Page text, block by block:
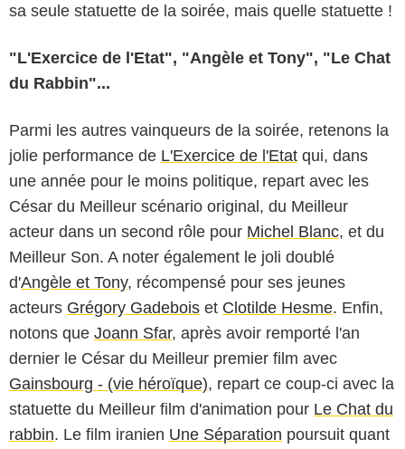
sa seule statuette de la soirée, mais quelle statuette !
"L'Exercice de l'Etat", "Angèle et Tony", "Le Chat
du Rabbin"...
Parmi les autres vainqueurs de la soirée, retenons la
jolie performance de L'Exercice de l'Etat qui, dans
une année pour le moins politique, repart avec les
César du Meilleur scénario original, du Meilleur
acteur dans un second rôle pour Michel Blanc, et du
Meilleur Son. A noter également le joli doublé
d'Angèle et Tony, récompensé pour ses jeunes
acteurs Grégory Gadebois et Clotilde Hesme. Enfin,
notons que Joann Sfar, après avoir remporté l'an
dernier le César du Meilleur premier film avec
Gainsbourg - (vie héroïque), repart ce coup-ci avec la
statuette du Meilleur film d'animation pour Le Chat du
rabbin. Le film iranien Une Séparation poursuit quant